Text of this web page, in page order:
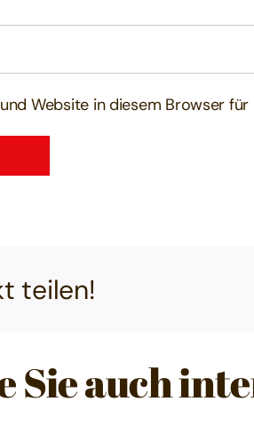
Website in diesem Browser
teilen!
Sie auch